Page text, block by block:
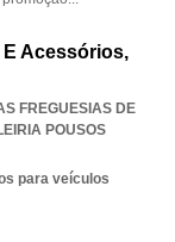
E Acessórios,
FREGUESIAS DE
POUSOS
para veículos